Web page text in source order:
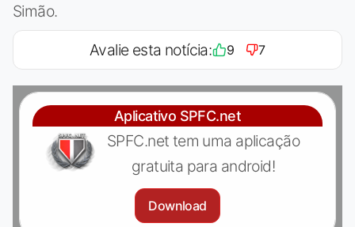
Simão.
Avalie esta notícia: 9 7
Aplicativo SPFC.net
SPFC.net tem uma aplicação
gratuita para android!
Download